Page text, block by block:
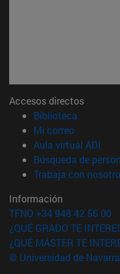
Accesos directos
Biblioteca
Mi correo(abre en
Aula virtual ADI
Búsqueda de
Trabaja con
Información
TFNO +34 948 42 56 00
¿QUÉ GRADO TE
¿QUÉ MÁSTER TE
© Universidad de Navarra